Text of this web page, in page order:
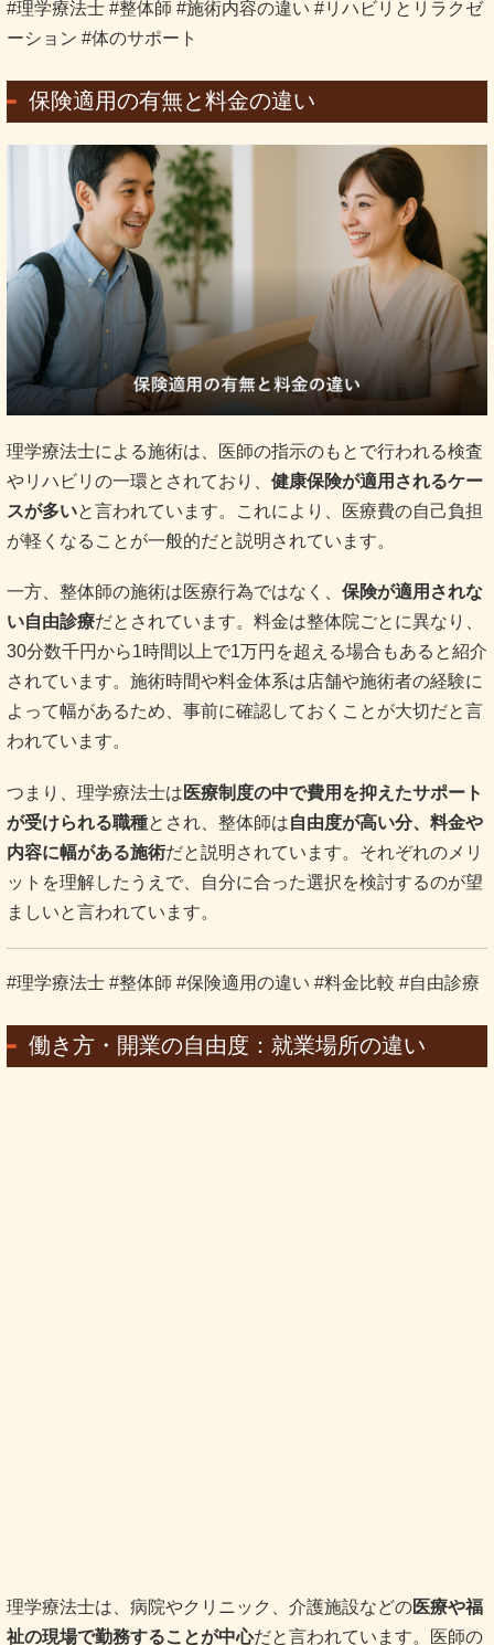
#理学療法士 #整体師 #施術内容の違い #リハビリとリラクゼ
ーション #体のサポート
保険適用の有無と料金の違い
理学療法士による施術は、医師の指示のもとで行われる検査
やリハビリの一環とされており、 健康保険が適用されるケー
スが多いと言われています。これにより、医療費の自己負担
が軽くなることが一般的だと説明されています。
一方、整体師の施術は医療行為ではなく、 保険が適用されな
い自由診療だとされています。料金は整体院ごとに異なり、
30分数千円から1時間以上で1万円を超える場合もあると紹介
されています。施術時間や料金体系は店舗や施術者の経験に
よって幅があるため、事前に確認しておくことが大切だと言
われています。
つまり、理学療法士は 医療制度の中で費用を抑えたサポート
が受けられる職種とされ、整体師は自由度が高い分、料金や
内容に幅がある施術だと説明されています。それぞれのメリ
ットを理解したうえで、自分に合った選択を検討するのが望
ましいと言われています。
#理学療法士 #整体師 #保険適用の違い #料金比較 #自由診療
働き方・開業の自由度：就業場所の違い
一方、整体師は整体院やリラクゼーションサロンでの勤務に
加え、自営や独立開業が比較的容易 だと言われています。資